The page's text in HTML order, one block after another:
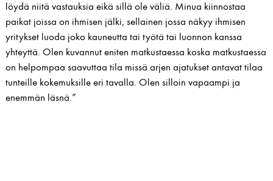
löydä niitä vastauksia eikä sillä ole väliä. Minua kiinnostaa
paikat joissa on ihmisen jälki, sellainen jossa näkyy ihmisen
yritykset luoda joko kauneutta tai työtä tai luonnon kanssa
yhteyttä. Olen kuvannut eniten matkustaessa koska matkustaessa
on helpompaa saavuttaa tila missä arjen ajatukset antavat tilaa
tunteille kokemuksille eri tavalla. Olen silloin vapaampi ja
enemmän läsnä.”